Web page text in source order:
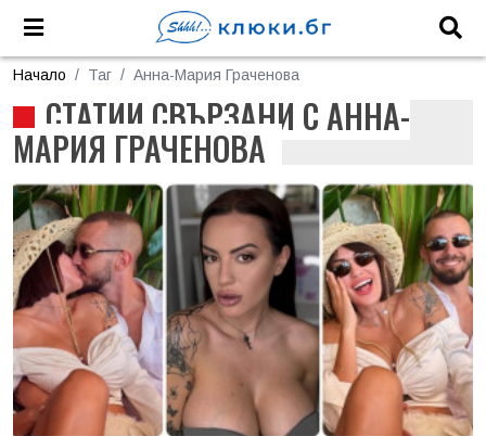
Начало Таг Анна-Мария Граченова
СТАТИИ СВЪРЗАНИ С АННА-
МАРИЯ ГРАЧЕНОВА